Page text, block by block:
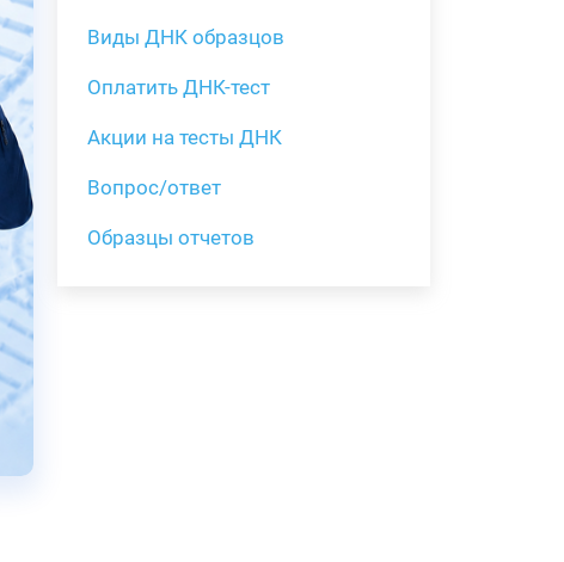
Виды ДНК образцов
Оплатить ДНК-тест
Акции на тесты ДНК
Вопрос/ответ
Образцы отчетов